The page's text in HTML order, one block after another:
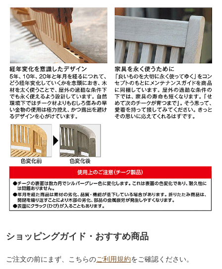
ショッピングガイド・おすすめ商品
ご注文の前にまず、こちらのご利用規約をご確認ください。